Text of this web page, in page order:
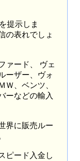
提示しま
の表れでしょ
ァード、 ヴェ
ーザー、ヴォ
Ｗ、ベンツ、
ーなどの輸入
界に販売ルー
ピード入金し